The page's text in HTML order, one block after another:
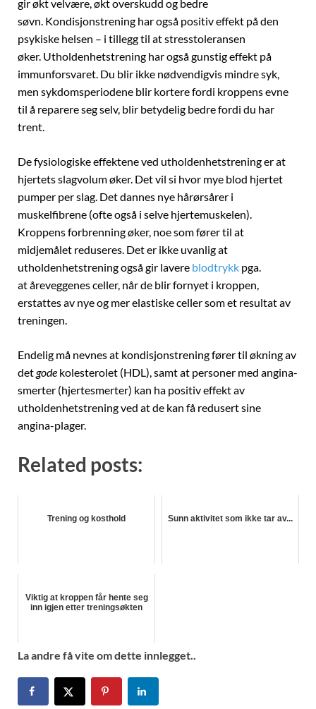
gir økt velvære, økt overskudd og bedre
søvn. Kondisjonstrening har også positiv effekt på den
psykiske helsen – i tillegg til at stresstoleransen
øker. Utholdenhetstrening har også gunstig effekt på
immunforsvaret. Du blir ikke nødvendigvis mindre syk,
men sykdomsperiodene blir kortere fordi kroppens evne
til å reparere seg selv, blir betydelig bedre fordi du har
trent.
De fysiologiske effektene ved utholdenhetstrening er at
hjertets slagvolum øker. Det vil si hvor mye blod hjertet
pumper per slag. Det dannes nye hårørsårer i
muskelfibrene (ofte også i selve hjertemuskelen).
Kroppens forbrenning øker, noe som fører til at
midjemålet reduseres. Det er ikke uvanlig at
utholdenhetstrening også gir lavere blodtrykk pga.
at åreveggenes celler, når de blir fornyet i kroppen,
erstattes av nye og mer elastiske celler som et resultat av
treningen.
Endelig må nevnes at kondisjonstrening fører til økning av
detgode kolesterolet (HDL), samt at personer med angina-
smerter (hjertesmerter) kan ha positiv effekt av
utholdenhetstrening ved at de kan få redusert sine
angina-plager.
Related posts:
Trening og kosthold Sunn aktivitet som ikke tar av...
Viktig at kroppen får hente seg
inn igjen etter treningsøkten
La andre få vite om dette innlegget..